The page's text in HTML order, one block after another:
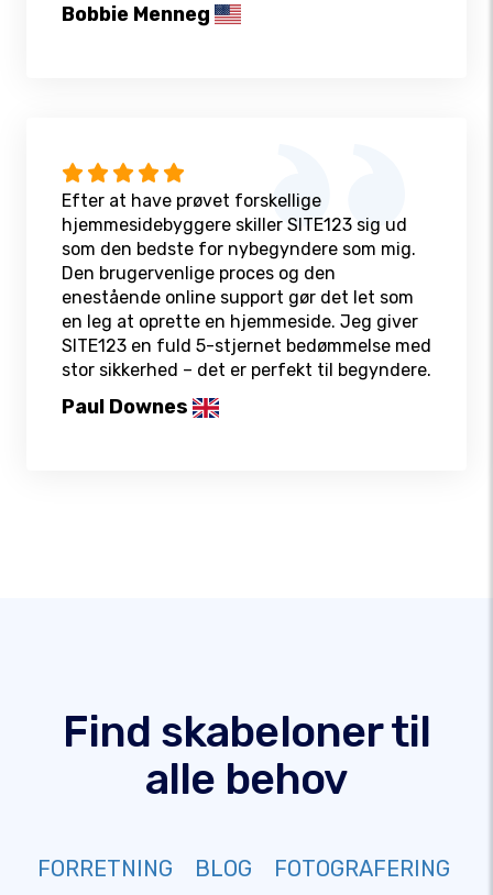
Bobbie Menneg
Efter at have prøvet forskellige
hjemmesidebyggere skiller SITE123 sig ud
som den bedste for nybegyndere som mig.
Den brugervenlige proces og den
enestående online support gør det let som
en leg at oprette en hjemmeside. Jeg giver
SITE123 en fuld 5-stjernet bedømmelse med
stor sikkerhed – det er perfekt til begyndere.
Paul Downes
Find skabeloner til
alle behov
FORRETNING BLOG
FOTOGRAFERING